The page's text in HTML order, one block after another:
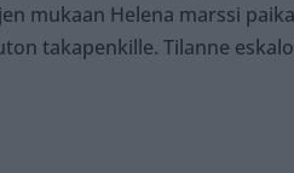
mukaan Helena marssi
takapenkille. Tilanne